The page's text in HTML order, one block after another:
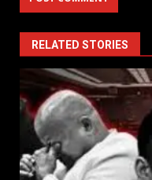
RELATED STORIES